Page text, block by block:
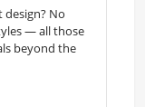
No
— all those
beyond the